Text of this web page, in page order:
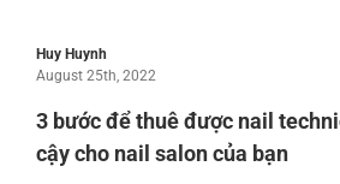
Huy Huynh
August 25th, 2022
3 bước để thuê được nail
cậy cho nail salon của bạn